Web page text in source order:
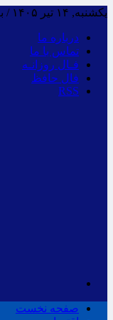
یکشنبه, ۱۴ تیر ۱۴۰۵ / بعد از ظهر /
درباره ما
تماس با ما
فـال روزانـه
فال حافظ
RSS
صفحه نخست